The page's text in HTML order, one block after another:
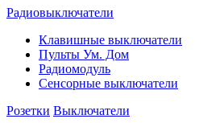
Радиовыключатели
Клавишные выключатели
Пульты Ум. Дом
Радиомодуль
Сенсорные выключатели
Розетки Выключатели